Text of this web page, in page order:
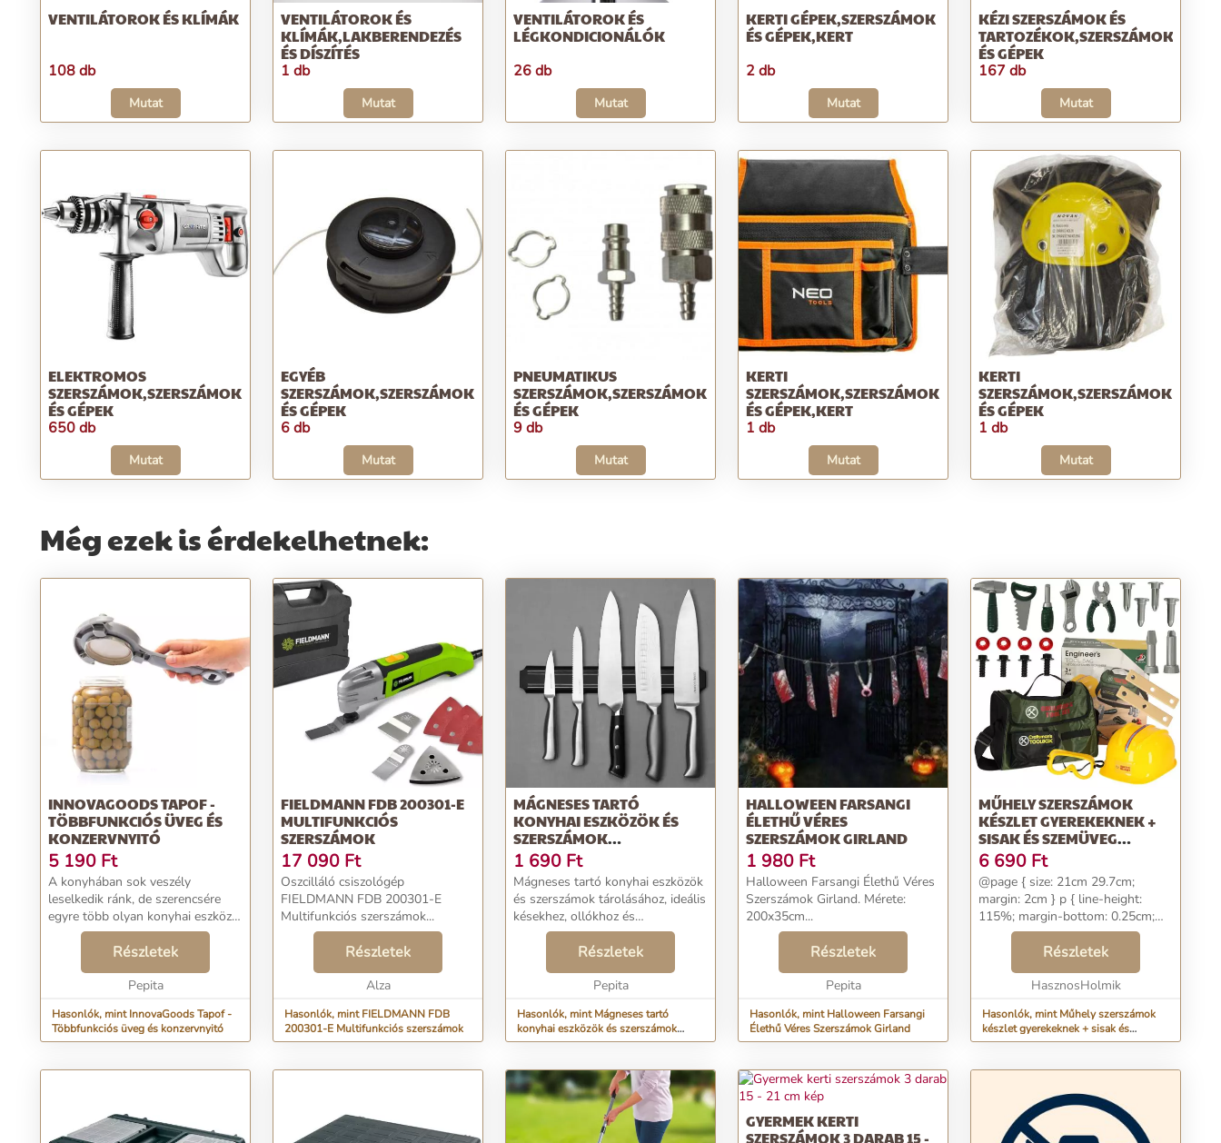
VENTILÁTOROK ÉS KLÍMÁK
108 db
Mutat
VENTILÁTOROK ÉS
KLÍMÁK,LAKBERENDEZÉS
ÉS DÍSZÍTÉS
1 db
Mutat
VENTILÁTOROK ÉS
LÉGKONDICIONÁLÓK
26 db
Mutat
KERTI GÉPEK,SZERSZÁMOK
ÉS GÉPEK,KERT
2 db
Mutat
KÉZI SZERSZÁMOK ÉS
TARTOZÉKOK,SZERSZÁMOK
ÉS GÉPEK
167 db
Mutat
ELEKTROMOS
SZERSZÁMOK,SZERSZÁMOK
ÉS GÉPEK
650 db
Mutat
EGYÉB
SZERSZÁMOK,SZERSZÁMOK
ÉS GÉPEK
6 db
Mutat
PNEUMATIKUS
SZERSZÁMOK,SZERSZÁMOK
ÉS GÉPEK
9 db
Mutat
KERTI
SZERSZÁMOK,SZERSZÁMOK
ÉS GÉPEK,KERT
1 db
Mutat
KERTI
SZERSZÁMOK,SZERSZÁMOK
ÉS GÉPEK
1 db
Mutat
Még ezek is érdekelhetnek:
INNOVAGOODS TAPOF -
TÖBBFUNKCIÓS ÜVEG ÉS
KONZERVNYITÓ
5 190 Ft
A konyhában sok veszély
leselkedik ránk, de szerencsére
egyre több olyan konyhai eszközt
találnak fel, ami megkönnyíti a
mindennapjainkat! Mi is
forgalmazunk belőle jó párat,
szóval keresgélj nyugodta...
Részletek
Pepita
Hasonlók, mint InnovaGoods Tapof -
Többfunkciós üveg és konzervnyitó
FIELDMANN FDB 200301-E
MULTIFUNKCIÓS
SZERSZÁMOK
17 090 Ft
Oszcilláló csiszológép
FIELDMANN FDB 200301-E
Multifunkciós szerszámok...
Részletek
Alza
Hasonlók, mint FIELDMANN FDB
200301-E Multifunkciós szerszámok
MÁGNESES TARTÓ
KONYHAI ESZKÖZÖK ÉS
SZERSZÁMOK
TÁROLÁSÁHOZ, IDEÁLI...
1 690 Ft
Mágneses tartó konyhai eszközök
és szerszámok tárolásához, ideális
késekhez, ollókhoz és
szerszámokhoz, 33 cm, fekete 33
cm-es mágnescsík késekhez,
ollókhoz, szerszámokhoz, konyhai
eszközökhöz, stb. ...
Részletek
Pepita
Hasonlók, mint Mágneses tartó
konyhai eszközök és szerszámok
tárolásához, ideáli...
HALLOWEEN FARSANGI
ÉLETHŰ VÉRES
SZERSZÁMOK GIRLAND
1 980 Ft
Halloween Farsangi Élethű Véres
Szerszámok Girland. Mérete:
200x35cm...
Részletek
Pepita
Hasonlók, mint Halloween Farsangi
Élethű Véres Szerszámok Girland
MŰHELY SZERSZÁMOK
KÉSZLET GYEREKEKNEK +
SISAK ÉS SZEMÜVEG
TÁSKÁBAN - 23DB
6 690 Ft
@page { size: 21cm 29.7cm;
margin: 2cm } p { line-height:
115%; margin-bottom: 0.25cm;
background: transparent } @page
{ size: 21cm 29.7cm; margin: 2cm }
p { line-height: 115%; margin-bo...
Részletek
HasznosHolmik
Hasonlók, mint Műhely szerszámok
készlet gyerekeknek + sisak és
szemüveg táskában - 23db
GYERMEK KERTI
SZERSZÁMOK 3 DARAB 15 -